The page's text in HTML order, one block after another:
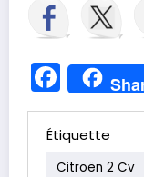
Étiquette
Citroën 2 Cv